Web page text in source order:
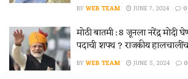
BYWEB TEAM JUNE 7, 2024 0
मोठी बातमी : 8 जूनला नरेंद्र मोदी
पदाची शपथ ? राजकीय
BYWEB TEAM JUNE 5, 2024 0